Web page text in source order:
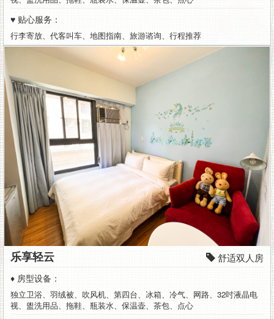
阖
家
旅
游、
背
包
旅
行、
出
差
洽
公
♥ 贴心服务：
行李寄放、代客叫车、地图指南、旅游谘询、行程推荐
乐享轻云 舒适双人房
♦ 房型设备：
独立卫浴、羽绒被、吹风机、第四台、冰箱、冷气、网路、32吋液晶电
视、盥洗用品、拖鞋、瓶装水、保温壶、茶包、点心